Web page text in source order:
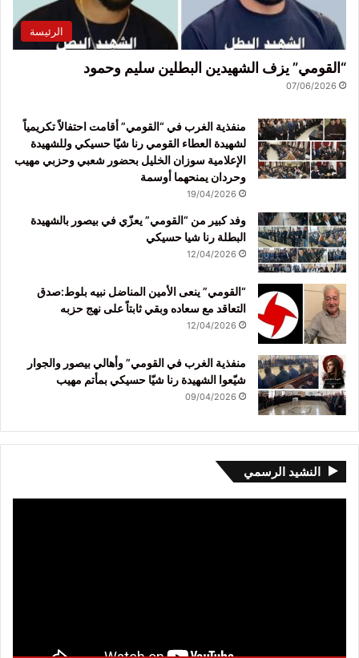
الرئيسة
“القومي” يزف الشهيدين البطلين سليم وحمود
07/06/2026
منفذية الغرب في “القومي” أقامت احتفالاً تكريمياً
لشهيدة العطاء القومي رنا شيّا حسيكي وللشهيدة
الإعلامية سوزان الخليل بحضور شعبي وحزبي مهيب
وحردان يمنحهما أوسمة
19/04/2026
وفد كبير من “القومي” يعزّي في بيصور بالشهيدة
البطلة رنا شيا حسيكي
12/04/2026
“القومي” ينعى الأمين المناضل نبيه بلوط:صدق
التعاقد مع سعاده وبقي ثابتاً على نهج حزبه
12/04/2026
منفذية الغرب في القومي” وأهالي بيصور والجوار
شيّعوا الشهيدة رنا شيّا حسيكي بمأتم مهيب
09/04/2026
النشيد الرسمي